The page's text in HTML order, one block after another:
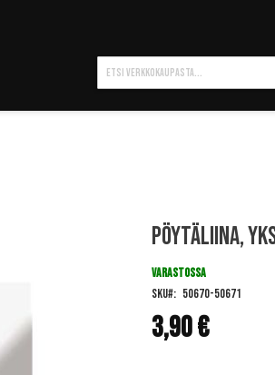
Hae
Pöytäliina,
3,90 €
VARASTOSSA
SKU
50670-50671